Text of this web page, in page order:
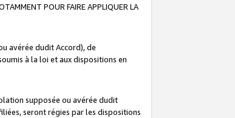
POUR FAIRE APPLIQUER LA
avérée dudit Accord), de
à la loi et aux dispositions en
supposée ou avérée dudit
seront régies par les dispositions